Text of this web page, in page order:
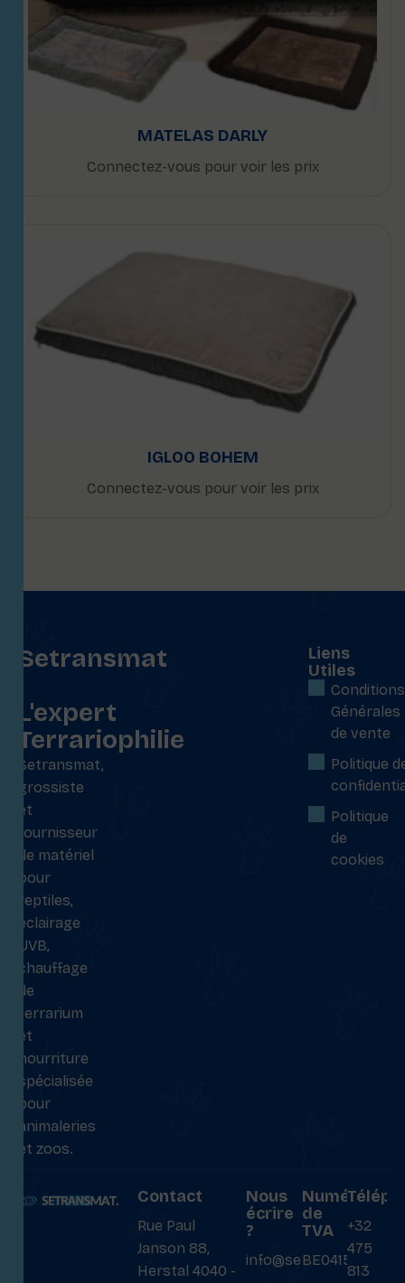
MATELAS DARLY
Connectez-vous pour voir les prix
IGLOO BOHEM
Connectez-vous pour voir les prix
Setransmat
L'expert
Terrariophilie
Setransmat,
grossiste
et
fournisseur
de matériel
pour
reptiles,
éclairage
UVB,
chauffage
de
terrarium
et
nourriture
spécialisée
pour
animaleries
et zoos.
Liens
Utiles
Conditions
Générales
de vente
Politique
Politique
de
cookies
Contact
Rue Paul
Janson 88,
Herstal 4040 -
Nous
écrire
?
info@setransmat.com
Numéro
de
TVA
BE0415027069
+32
475
813